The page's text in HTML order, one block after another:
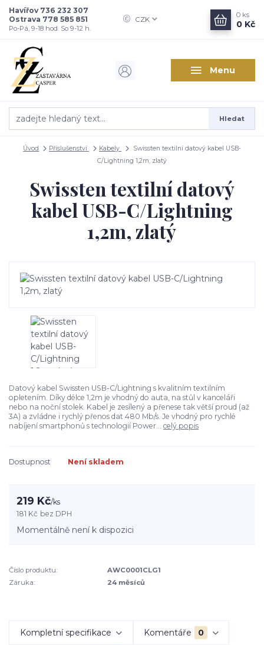
Menu
CZK
Hledat
Havířov 736 232 307
Ostrava 778 585 851
Po-Pá, 9-18 hod. So 9-12 h.
0 ks
0 Kč
Úvod Příslušenství Kabely
Swissten textilní datový kabel USB-
C/Lightning 1,2m, zlatý
Swissten textilní datový
kabel USB-C/Lightning
1,2m, zlatý
Datový kabel Swissten USB-C/Lightning s kvalitním textilním
opletením. Díky délce 1,2m je vhodný do auta, na stůl v kanceláři
nebo na noční stolek. Kabel je zesílený a přenese tak větší proud (až
3A) a zvládne i rychlý přenos dat 480 Mb/s. Je vhodný pro rychlé
nabíjení smartphonů s technologií Power... celý popis
Dostupnost Není skladem
219 Kč/ks
181 Kč bez DPH
Momentálně není k dispozici
Číslo produktu:
AWC0001CLG1
Záruka:
24 měsíců
Kompletní specifikace Komentáře 0